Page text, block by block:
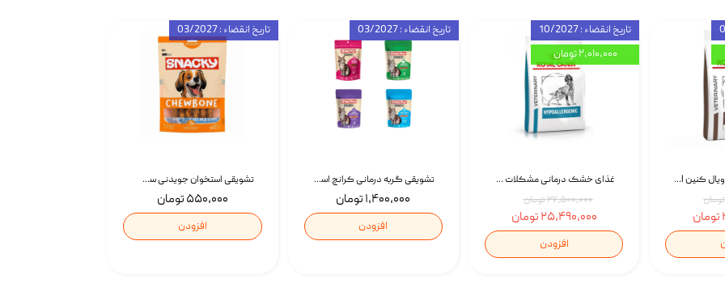
تشویقی استخوان جویدنی سگ اسنکی کرانچی با طعم مرغ Snacky Crunchy Munchy وزن 100 گرم
۵۵۰,۰۰۰ تومان
افزودن
تاریخ انقضاء : 03/2027
تشویقی گربه درمانی کرانچ اسنکی با طعم میکس Snacky Crunch Cat Treats وزن 60 گرم بسته 4 عددی
۱,۴۰۰,۰۰۰ تومان
افزودن
تاریخ انقضاء : 03/2027
غذای خشک درمانی مشکلات گوارشی سگ رویال کنین Royal Canin Hypoallergenic وزن 7 کیلوگرم | پت استوک
۲۷,۵۰۰,۰۰۰ تومان
۲۵,۴۹۰,۰۰۰ تومان
افزودن
تاریخ انقضاء : 10/2027
۲,۰۱۰,۰۰۰ تومان
غذای خشک سگ رویال کنین Royal Canin Gastrointestinal وزن 7.5 کیلوگرم | پت استوک